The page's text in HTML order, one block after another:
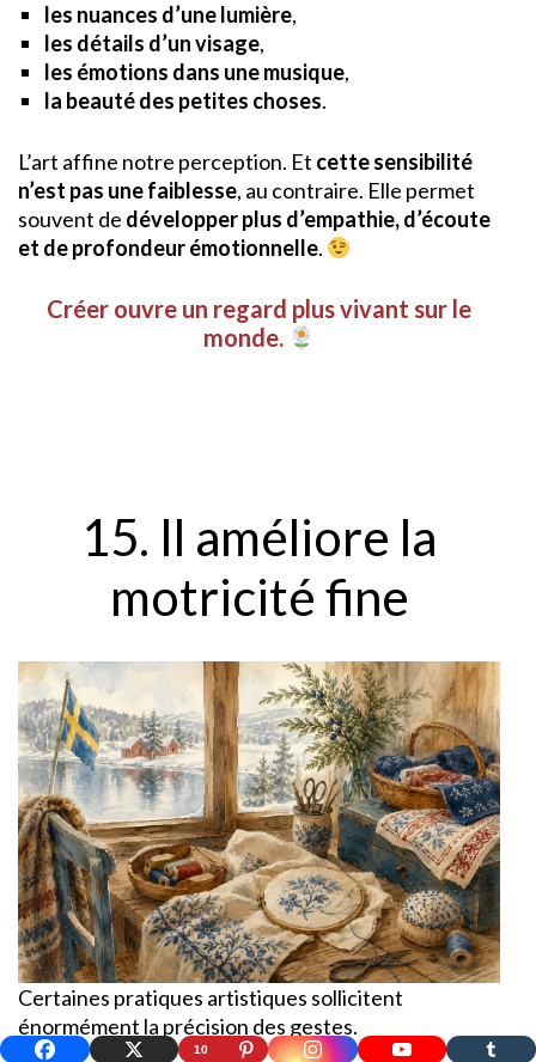
les nuances d’une lumière,
les détails d’un visage,
les émotions dans une musique,
la beauté des petites choses.
L’art affine notre perception. Et cette sensibilité
n’est pas une faiblesse, au contraire. Elle permet
souvent de développer plus d’empathie, d’écoute
et de profondeur émotionnelle.
Créer ouvre un regard plus vivant sur le
monde.
15. Il améliore la
motricité fine
Certaines pratiques artistiques sollicitent
énormément la précision des gestes.
10